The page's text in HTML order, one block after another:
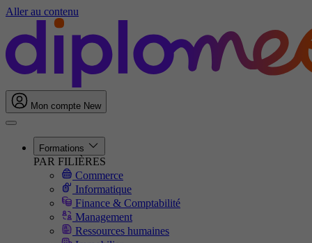
Aller au contenu
Mon compte New
Formations
PAR FILIÈRES
Commerce
Informatique
Finance & Comptabilité
Management
Ressources humaines